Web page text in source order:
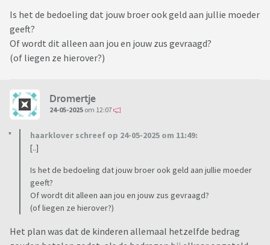
Is het de bedoeling dat jouw broer ook geld aan jullie moeder
geeft?
Of wordt dit alleen aan jou en jouw zus gevraagd?
(of liegen ze hierover?)
Dromertje
24-05-2025 om 12:07
haarklover schreef op 24-05-2025 om 11:49:
[..]
Is het de bedoeling dat jouw broer ook geld aan jullie moeder
geeft?
Of wordt dit alleen aan jou en jouw zus gevraagd?
(of liegen ze hierover?)
Het plan was dat de kinderen allemaal hetzelfde bedrag